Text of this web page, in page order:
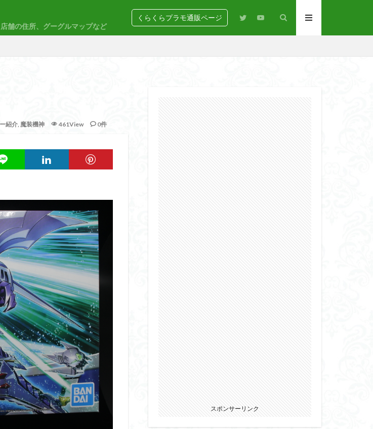
舗の住所、グーグルマップなど
くらくらプラモ通販ページ
紹介, 魔装機神 461View 0件
スポンサーリンク
ACVI
FULL MECHANICS GQuuuuuuX
MGEX MGSD MODEROID
show up Supreme
YOASOBI くらくらの挑戦状2021
ンペ
くらくら・オブザデッドコンペ
くら創彩少女庭園コンペ
くらくら塗装初めセット2022
ーカラーズ アイマス アギト
ギス アーマードコア
ンZ エクスプローリングラボネイチャー
ゲリオン オリジン オルフェンズ
ガンダムW
ガンダムアーティファクト
ビュー ガンｘソード
ガールガンレディ
クロスシルエット
グッドスマイルカンパニー
ゲート処理 ゲート処理追加
ゴジラ ゴーダンナー
デルカラー シャニマス